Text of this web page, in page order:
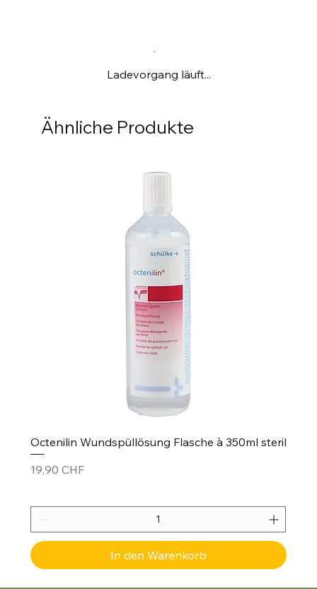
Ladevorgang läuft...
Ähnliche Produkte
Octenilin Wundspüllösung Flasche à 350ml steril
Preis
19,90 CHF
In den Warenkorb